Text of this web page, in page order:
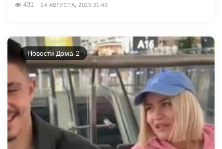
431 24 АВГУСТА, 2025 21:40
Новости Дома-2